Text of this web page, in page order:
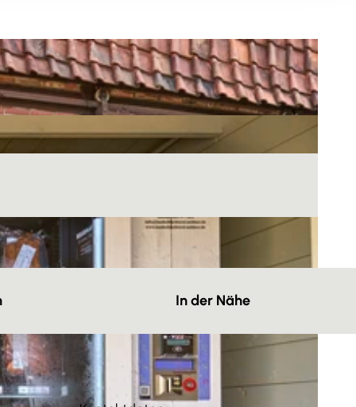
In der Nähe